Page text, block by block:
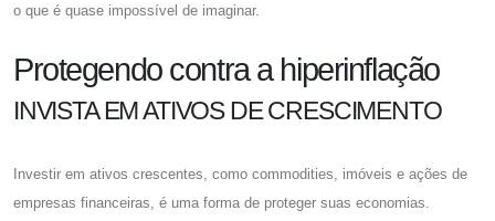
o que é quase impossível de imaginar.
Protegendo contra a hiperinflação
INVISTA EM ATIVOS DE CRESCIMENTO
Investir em ativos crescentes, como commodities, imóveis e ações de
empresas financeiras, é uma forma de proteger suas economias.